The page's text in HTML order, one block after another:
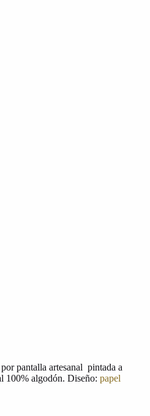
pantalla artesanal pintada a
100% algodón. Diseño: papel